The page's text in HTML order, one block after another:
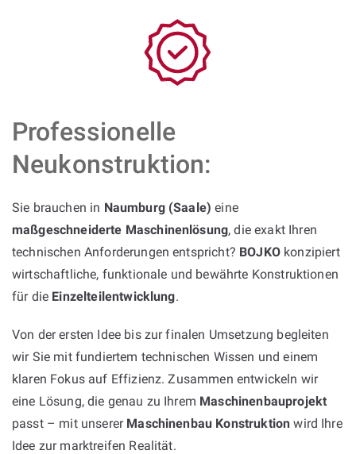
Professionelle
Neukonstruktion:
Sie brauchen in Naumburg (Saale) eine
maßgeschneiderte Maschinenlösung, die exakt Ihren
technischen Anforderungen entspricht? BOJKOkonzipiert
wirtschaftliche, funktionale und bewährte Konstruktionen
für die Einzelteilentwicklung.
Von der ersten Idee bis zur finalen Umsetzung begleiten
wir Sie mit fundiertem technischen Wissen und einem
klaren Fokus auf Effizienz. Zusammen entwickeln wir
eine Lösung, die genau zu Ihrem Maschinenbauprojekt
passt – mit unserer Maschinenbau Konstruktion wird Ihre
Idee zur marktreifen Realität.